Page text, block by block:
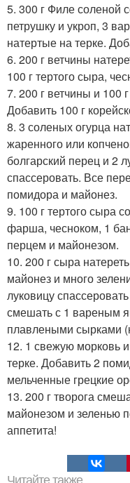
5. 300 г Филе соленой
петрушку и укроп, 3
натертые на терке.
6. 200 г ветчины
100 г тертого сыра,
7. 200 г ветчины и 100
Добавить 100 г
8. 3 соленых огурца
жаренного или
болгарский перец и 2
спассеровать. Все
помидора и майонез.
9. 100 г тертого сыра
фарша, чесноком, 1
перцем и майонезом.
10. 200 г сыра
майонез и много
луковицу
смешать с 1 вареным
плавлеными сырками
12. 1 свежую морковь
терке. Добавить 2
мельченные грецкие
13. 200 г творога
майонезом и зеленью
аппетита!